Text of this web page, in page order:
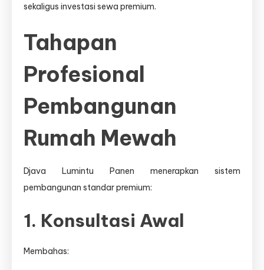
sekaligus investasi sewa premium.
Tahapan
Profesional
Pembangunan
Rumah Mewah
Djava Lumintu Panen menerapkan sistem
pembangunan standar premium:
1. Konsultasi Awal
Membahas: